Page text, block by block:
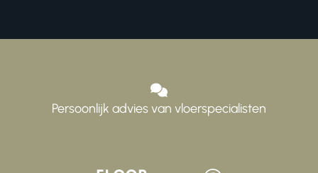
Persoonlijk advies van vloerspecialisten